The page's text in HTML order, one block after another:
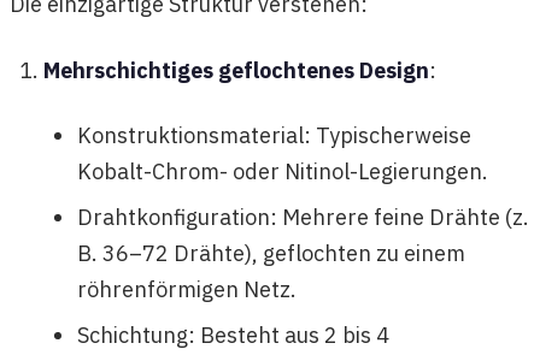
Mehrschichtiges geflochtenes Design:
Konstruktionsmaterial: Typischerweise
Kobalt-Chrom- oder Nitinol-Legierungen.
Drahtkonfiguration: Mehrere feine Drähte (z.
B. 36–72 Drähte), geflochten zu einem
röhrenförmigen Netz.
Schichtung: Besteht aus 2 bis 4